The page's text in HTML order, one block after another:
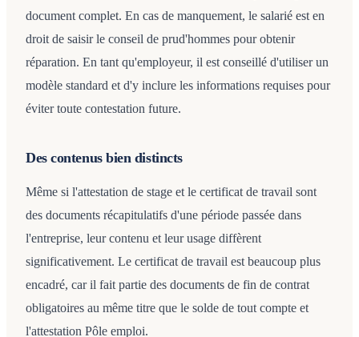
document complet. En cas de manquement, le salarié est en
droit de saisir le conseil de prud'hommes pour obtenir
réparation. En tant qu'employeur, il est conseillé d'utiliser un
modèle standard et d'y inclure les informations requises pour
éviter toute contestation future.
Des contenus bien distincts
Même si l'attestation de stage et le certificat de travail sont
des documents récapitulatifs d'une période passée dans
l'entreprise, leur contenu et leur usage diffèrent
significativement. Le certificat de travail est beaucoup plus
encadré, car il fait partie des documents de fin de contrat
obligatoires au même titre que le solde de tout compte et
l'attestation Pôle emploi.